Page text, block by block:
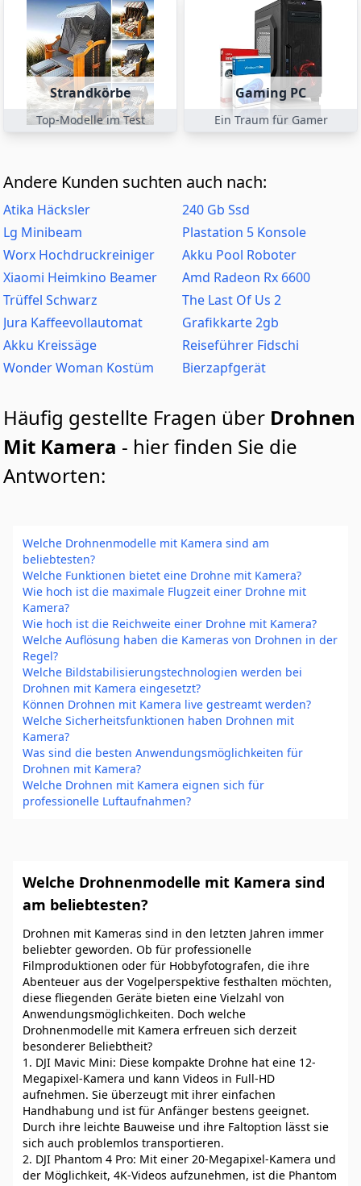
Strandkörbe
Top-Modelle im Test
Gaming PC
Ein Traum für Gamer
Andere Kunden suchten auch nach:
Atika Häcksler
240 Gb Ssd
Lg Minibeam
Plastation 5 Konsole
Worx Hochdruckreiniger
Akku Pool Roboter
Xiaomi Heimkino Beamer
Amd Radeon Rx 6600
Trüffel Schwarz
The Last Of Us 2
Jura Kaffeevollautomat
Grafikkarte 2gb
Akku Kreissäge
Reiseführer Fidschi
Wonder Woman Kostüm
Bierzapfgerät
Häufig gestellte Fragen über Drohnen
Mit Kamera - hier finden Sie die
Antworten:
Welche Drohnenmodelle mit Kamera sind am
beliebtesten?
Welche Funktionen bietet eine Drohne mit Kamera?
Wie hoch ist die maximale Flugzeit einer Drohne mit
Kamera?
Wie hoch ist die Reichweite einer Drohne mit Kamera?
Welche Auflösung haben die Kameras von Drohnen in der
Regel?
Welche Bildstabilisierungstechnologien werden bei
Drohnen mit Kamera eingesetzt?
Können Drohnen mit Kamera live gestreamt werden?
Welche Sicherheitsfunktionen haben Drohnen mit
Kamera?
Was sind die besten Anwendungsmöglichkeiten für
Drohnen mit Kamera?
Welche Drohnen mit Kamera eignen sich für
professionelle Luftaufnahmen?
Welche Drohnenmodelle mit Kamera sind
am beliebtesten?
Drohnen mit Kameras sind in den letzten Jahren immer
beliebter geworden. Ob für professionelle
Filmproduktionen oder für Hobbyfotografen, die ihre
Abenteuer aus der Vogelperspektive festhalten möchten,
diese fliegenden Geräte bieten eine Vielzahl von
Anwendungsmöglichkeiten. Doch welche
Drohnenmodelle mit Kamera erfreuen sich derzeit
besonderer Beliebtheit?
1. DJI Mavic Mini: Diese kompakte Drohne hat eine 12-
Megapixel-Kamera und kann Videos in Full-HD
aufnehmen. Sie überzeugt mit ihrer einfachen
Handhabung und ist für Anfänger bestens geeignet.
Durch ihre leichte Bauweise und ihre Faltoption lässt sie
sich auch problemlos transportieren.
2. DJI Phantom 4 Pro: Mit einer 20-Megapixel-Kamera und
der Möglichkeit, 4K-Videos aufzunehmen, ist die Phantom